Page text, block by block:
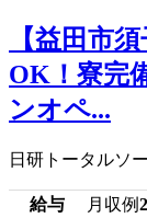
【益田市
OK！寮完
ンオペ...
日研トータルソ
給与 月収例